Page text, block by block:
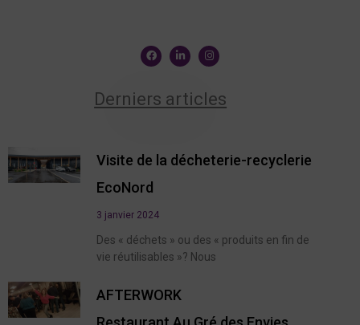
Derniers articles
Visite de la décheterie-recyclerie
EcoNord
3 janvier 2024
Des « déchets » ou des « produits en fin de
vie réutilisables »? Nous
AFTERWORK